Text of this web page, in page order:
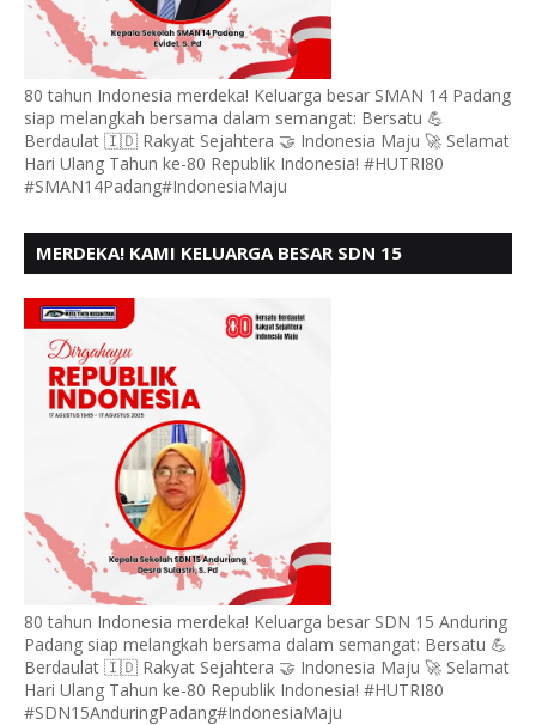
80 tahun Indonesia merdeka! Keluarga besar SMAN 14 Padang
siap melangkah bersama dalam semangat: Bersatu 💪
Berdaulat 🇮🇩 Rakyat Sejahtera 🤝 Indonesia Maju 🚀 Selamat
Hari Ulang Tahun ke-80 Republik Indonesia! #HUTRI80
#SMAN14Padang#IndonesiaMaju
MERDEKA! KAMI KELUARGA BESAR SDN 15
80 tahun Indonesia merdeka! Keluarga besar SDN 15 Anduring
Padang siap melangkah bersama dalam semangat: Bersatu 💪
Berdaulat 🇮🇩 Rakyat Sejahtera 🤝 Indonesia Maju 🚀 Selamat
Hari Ulang Tahun ke-80 Republik Indonesia! #HUTRI80
#SDN15AnduringPadang#IndonesiaMaju